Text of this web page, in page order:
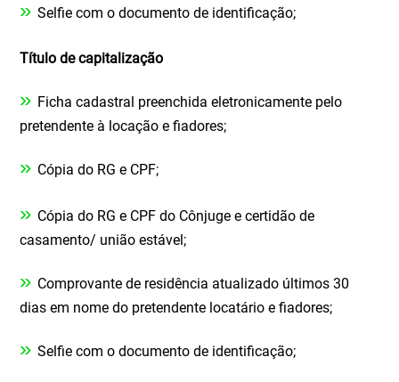
» Selfie com o documento de identificação;
Título de capitalização
» Ficha cadastral preenchida eletronicamente pelo
pretendente à locação e fiadores;
» Cópia do RG e CPF;
» Cópia do RG e CPF do Cônjuge e certidão de
casamento/ união estável;
» Comprovante de residência atualizado últimos 30
dias em nome do pretendente locatário e fiadores;
» Selfie com o documento de identificação;